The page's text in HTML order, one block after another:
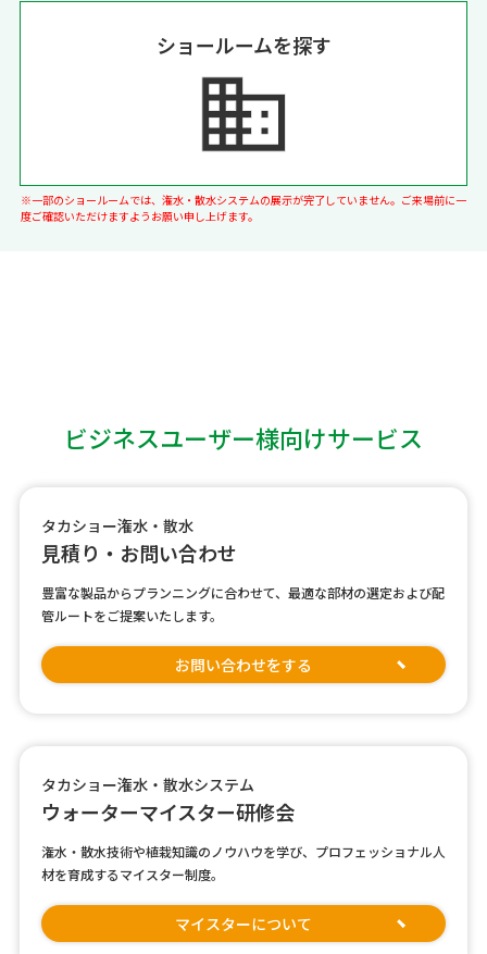
ショールームを探す
※一部のショールームでは、潅水・散水システムの展示が完了していません。ご来場前に一
度ご確認いただけますようお願い申し上げます。
ビジネスユーザー様向けサービス
タカショー潅水・散水
見積り・お問い合わせ
豊富な製品からプランニングに合わせて、最適な部材の選定および配
管ルートをご提案いたします。
お問い合わせをする
タカショー潅水・散水システム
ウォーターマイスター研修会
潅水・散水技術や植栽知識のノウハウを学び、プロフェッショナル人
材を育成するマイスター制度。
マイスターについて